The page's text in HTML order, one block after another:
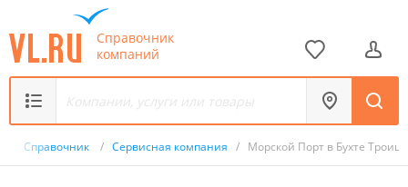
Справочник
компаний
Справочник / Сервисная компания / Морской Порт в Бухте